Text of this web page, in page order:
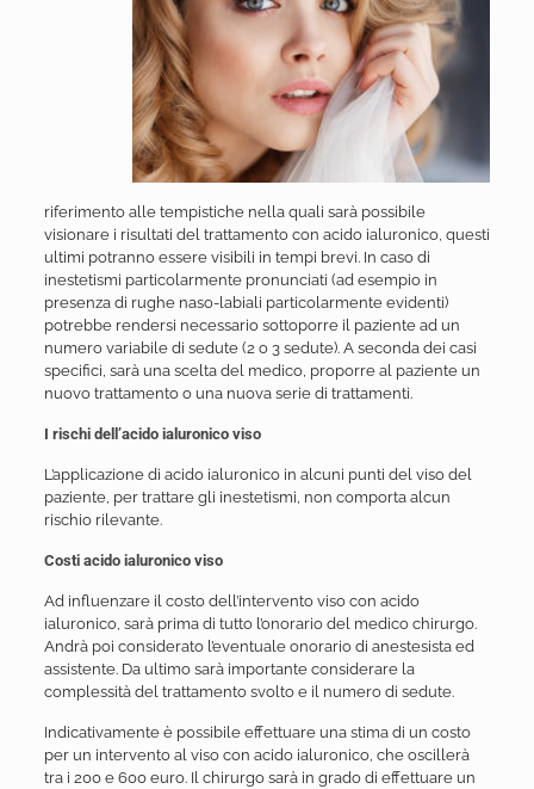
riferimento alle tempistiche nella quali sarà possibile
visionare i risultati del trattamento con acido ialuronico, questi
ultimi potranno essere visibili in tempi brevi. In caso di
inestetismi particolarmente pronunciati (ad esempio in
presenza di rughe naso-labiali particolarmente evidenti)
potrebbe rendersi necessario sottoporre il paziente ad un
numero variabile di sedute (2 o 3 sedute). A seconda dei casi
specifici, sarà una scelta del medico, proporre al paziente un
nuovo trattamento o una nuova serie di trattamenti.
I rischi dell’acido ialuronico viso
L’applicazione di acido ialuronico in alcuni punti del viso del
paziente, per trattare gli inestetismi, non comporta alcun
rischio rilevante.
Costi acido ialuronico viso
Ad influenzare il costo dell’intervento viso con acido
ialuronico, sarà prima di tutto l’onorario del medico chirurgo.
Andrà poi considerato l’eventuale onorario di anestesista ed
assistente. Da ultimo sarà importante considerare la
complessità del trattamento svolto e il numero di sedute.
Indicativamente è possibile effettuare una stima di un costo
per un intervento al viso con acido ialuronico, che oscillerà
tra i 200 e 600 euro. Il chirurgo sarà in grado di effettuare un